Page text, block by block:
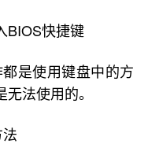
BIOS快捷键
是使用键盘中的方
法使用的。